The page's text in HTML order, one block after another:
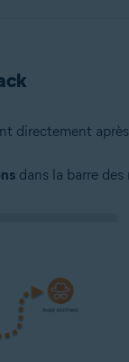
directement
dans la barre des